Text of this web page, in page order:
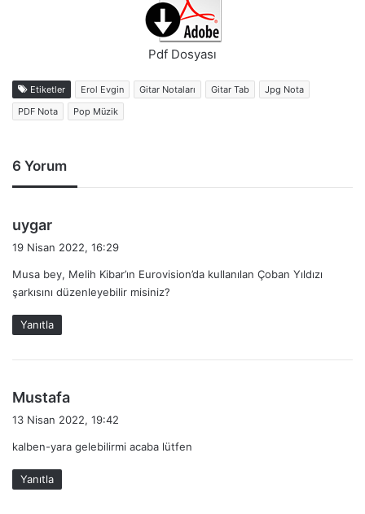
Pdf Dosyası
Etiketler Erol Evgin Gitar Notaları Gitar Tab
Jpg Nota
PDF Nota
Pop Müzik
6 Yorum
uygar
i
k
i
:
19 Nisan 2022, 16:29
Musa bey, Melih Kibar’ın Eurovision’da kullanılan Çoban Yıldızı
şarkısını düzenleyebilir misiniz?
Yanıtla
Mustafa
i
13 Nisan 2022, 19:42
kalben-yara gelebilirmi acaba lütfen
Yanıtla